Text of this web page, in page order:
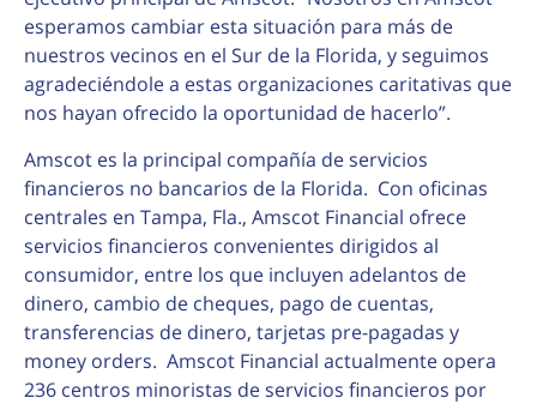
esperamos cambiar esta situación para más de
nuestros vecinos en el Sur de la Florida, y seguimos
agradeciéndole a estas organizaciones caritativas que
nos hayan ofrecido la oportunidad de hacerlo”.
Amscot es la principal compañía de servicios
financieros no bancarios de la Florida. Con oficinas
centrales en Tampa, Fla., Amscot Financial ofrece
servicios financieros convenientes dirigidos al
consumidor, entre los que incluyen adelantos de
dinero, cambio de cheques, pago de cuentas,
transferencias de dinero, tarjetas pre-pagadas y
money orders. Amscot Financial actualmente opera
236 centros minoristas de servicios financieros por